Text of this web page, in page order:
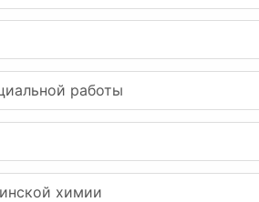
работы
химии